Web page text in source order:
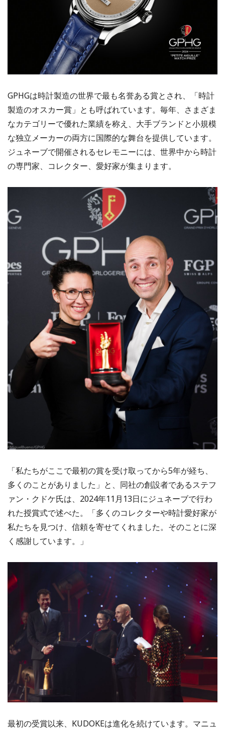
GPHGは時計製造の世界で最も名誉ある賞とされ、「時計
製造のオスカー賞」とも呼ばれています。毎年、さまざま
なカテゴリーで優れた業績を称え、大手ブランドと小規模
な独立メーカーの両方に国際的な舞台を提供しています。
ジュネーブで開催されるセレモニーには、世界中から時計
の専門家、コレクター、愛好家が集まります。
「私たちがここで最初の賞を受け取ってから5年が経ち、
多くのことがありました」と、同社の創設者であるステフ
ァン・クドケ氏は、2024年11月13日にジュネーブで行わ
れた授賞式で述べた。「多くのコレクターや時計愛好家が
私たちを見つけ、信頼を寄せてくれました。そのことに深
く感謝しています。」
最初の受賞以来、KUDOKEは進化を続けています。マニュ